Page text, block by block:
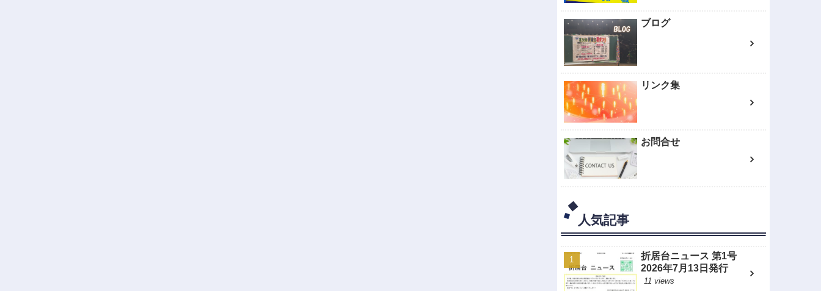
ブログ
リンク集
お問合せ
人気記事
折居台ニュース 第1号
2026年7月13日発行
11 views